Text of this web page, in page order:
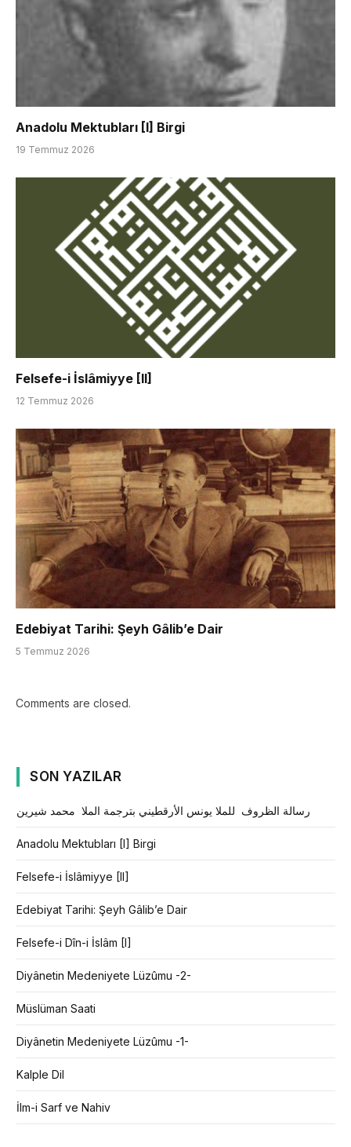
Anadolu Mektubları [I] Birgi
19 Temmuz 2026
Felsefe-i İslâmiyye [II]
12 Temmuz 2026
Edebiyat Tarihi: Şeyh Gâlib’e Dair
5 Temmuz 2026
Comments are closed.
SON YAZILAR
رسالة الظروف للملا يونس الأرقطيني بترجمة الملا محمد شيرين
Anadolu Mektubları [I] Birgi
Felsefe-i İslâmiyye [II]
Edebiyat Tarihi: Şeyh Gâlib’e Dair
Felsefe-i Dîn-i İslâm [I]
Diyânetin Medeniyete Lüzûmu -2-
Müslüman Saati
Diyânetin Medeniyete Lüzûmu -1-
Kalple Dil
İlm-i Sarf ve Nahiv